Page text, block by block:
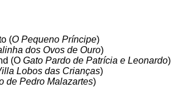
(O Pequeno Príncipe)
dos Ovos de Ouro)
(O Gato Pardo de Patrícia e Leonardo)
Lobos das Crianças)
de Pedro Malazartes)